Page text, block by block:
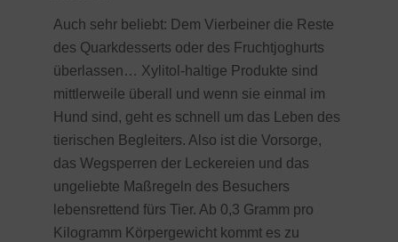
Auch sehr beliebt: Dem Vierbeiner die Reste
des Quarkdesserts oder des Fruchtjoghurts
überlassen… Xylitol-haltige Produkte sind
mittlerweile überall und wenn sie einmal im
Hund sind, geht es schnell um das Leben des
tierischen Begleiters. Also ist die Vorsorge,
das Wegsperren der Leckereien und das
ungeliebte Maßregeln des Besuchers
lebensrettend fürs Tier. Ab 0,3 Gramm pro
Kilogramm Körpergewicht kommt es zu